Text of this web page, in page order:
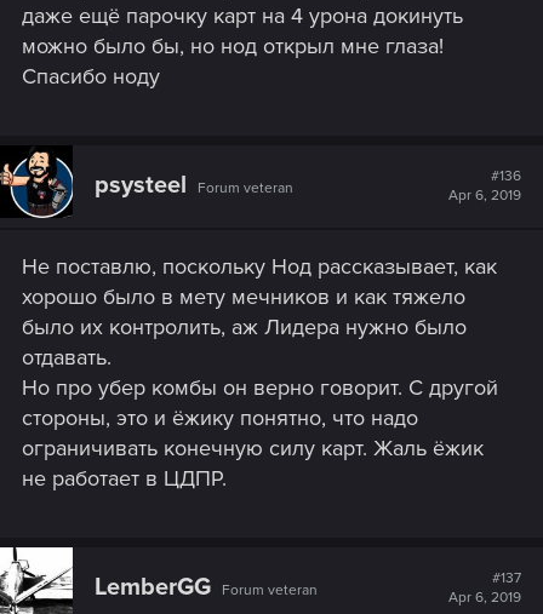
даже ещё парочку карт на 4 урона докинуть
можно было бы, но нод открыл мне глаза!
Спасибо ноду
psysteel Forum veteran
#136
Apr 6, 2019
Не поставлю, поскольку Нод рассказывает, как
хорошо было в мету мечников и как тяжело
было их контролить, аж Лидера нужно было
отдавать.
Но про убер комбы он верно говорит. С другой
стороны, это и ёжику понятно, что надо
ограничивать конечную силу карт. Жаль ёжик
не работает в ЦДПР.
LemberGG Forum veteran
#137
Apr 6, 2019